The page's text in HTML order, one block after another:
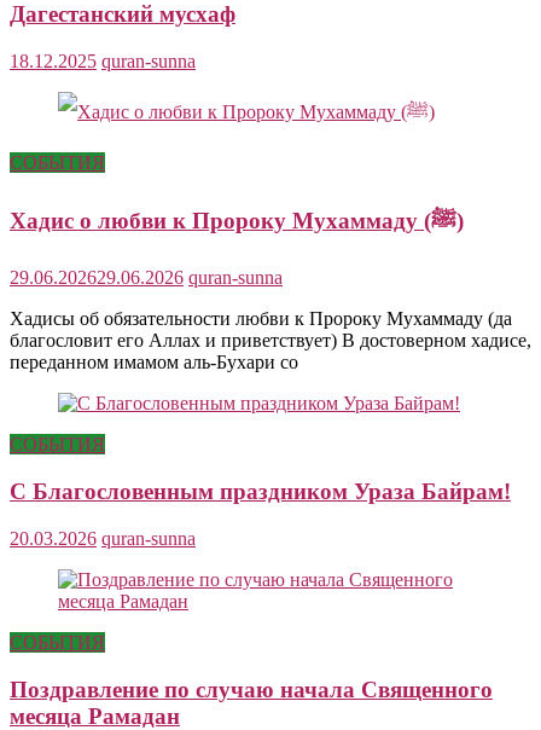
Дагестанский мусхаф
18.12.2025 quran-sunna
СОБЫТИЯ
Хадис о любви к Пророку Мухаммаду (ﷺ)
29.06.202629.06.2026 quran-sunna
Хадисы об обязательности любви к Пророку Мухаммаду (да
благословит его Аллах и приветствует) В достоверном хадисе,
переданном имамом аль-Бухари со
СОБЫТИЯ
С Благословенным праздником Ураза Байрам!
20.03.2026 quran-sunna
СОБЫТИЯ
Поздравление по случаю начала Священного
месяца Рамадан